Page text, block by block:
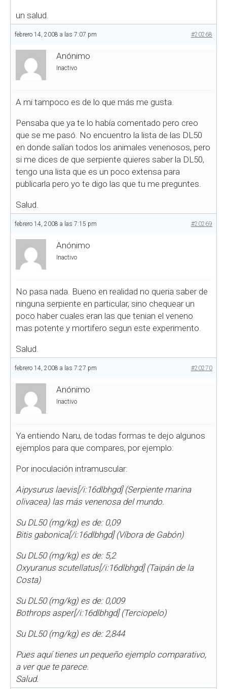
un salud.
febrero 14, 2008 a las 7:07 pm #20268
Anónimo
Inactivo
A mi tampoco es de lo que más me gusta.
Pensaba que ya te lo había comentado pero creo
que se me pasó. No encuentro la lista de las DL50
en donde salían todos los animales venenosos, pero
si me dices de que serpiente quieres saber la DL50,
tengo una lista que es un poco extensa para
publicarla pero yo te digo las que tu me preguntes.
Salud.
febrero 14, 2008 a las 7:15 pm #20269
Anónimo
Inactivo
No pasa nada. Bueno en realidad no queria saber de
ninguna serpiente en particular, sino chequear un
poco haber cuales eran las que tenian el veneno
mas potente y mortifero segun este experimento.
Salud.
febrero 14, 2008 a las 7:27 pm #20270
Anónimo
Inactivo
Ya entiendo Naru, de todas formas te dejo algunos
ejemplos para que compares, por ejemplo:
Por inoculación intramuscular:
Aipysurus laevis[/i:16dlbhgd] (Serpiente marina
olivacea) las más venenosa del mundo.
Su DL50 (mg/kg) es de: 0,09
Bitis gabonica[/i:16dlbhgd] (Víbora de Gabón)
Su DL50 (mg/kg) es de: 5,2
Oxyuranus scutellatus[/i:16dlbhgd] (Taipán de la
Costa)
Su DL50 (mg/kg) es de: 0,009
Bothrops asper[/i:16dlbhgd] (Terciopelo)
Su DL50 (mg/kg) es de: 2,844
Pues aquí tienes un pequeño ejemplo comparativo,
a ver que te parece.
Salud.